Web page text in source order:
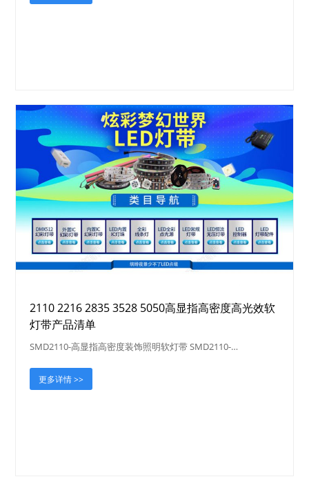
2110 2216 2835 3528 5050高显指高密度高光效软
灯带产品清单
SMD2110-高显指高密度装饰照明软灯带 SMD2110-…
更多详情 >>